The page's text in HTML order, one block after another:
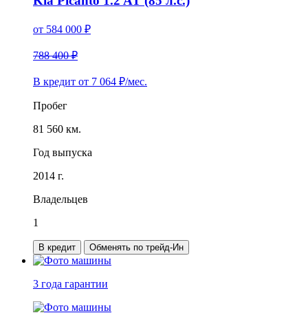
от 584 000 ₽
788 400 ₽
В кредит от 7 064 ₽/мес.
Пробег
81 560 км.
Год выпуска
2014 г.
Владельцев
1
В кредит Обменять по трейд-Ин
3 года гарантии